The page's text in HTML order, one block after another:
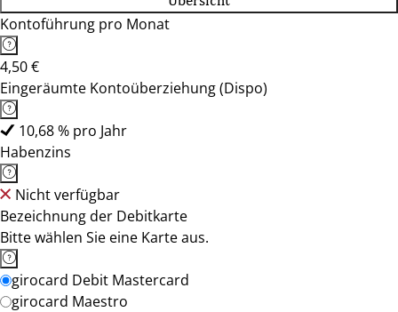
Kontoführung pro Monat
4,50 €
Eingeräumte Kontoüberziehung (Dispo)
10,68 % pro Jahr
Habenzins
Nicht verfügbar
Bezeichnung der Debitkarte
Bitte wählen Sie eine Karte aus.
girocard Debit Mastercard
girocard Maestro